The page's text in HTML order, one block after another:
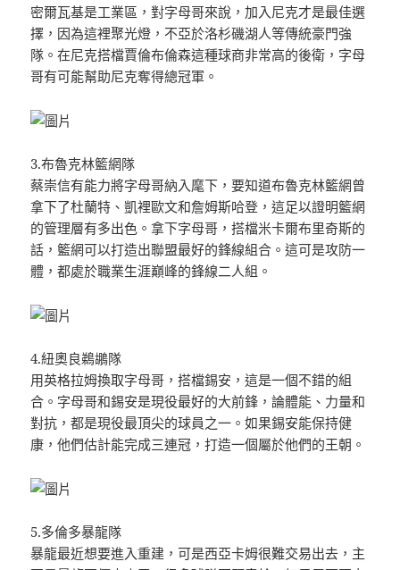
密爾瓦基是工業區，對字母哥來說，加入尼克才是最佳選
擇，因為這裡聚光燈，不亞於洛杉磯湖人等傳統豪門強
隊。在尼克搭檔賈倫布倫森這種球商非常高的後衛，字母
哥有可能幫助尼克奪得總冠軍。
3.布魯克林籃網隊
蔡崇信有能力將字母哥納入麾下，要知道布魯克林籃網曾
拿下了杜蘭特、凱裡歐文和詹姆斯哈登，這足以證明籃網
的管理層有多出色。拿下字母哥，搭檔米卡爾布里奇斯的
話，籃網可以打造出聯盟最好的鋒線組合。這可是攻防一
體，都處於職業生涯巔峰的鋒線二人組。
4.紐奧良鵜鶘隊
用英格拉姆換取字母哥，搭檔錫安，這是一個不錯的組
合。字母哥和錫安是現役最好的大前鋒，論體能、力量和
對抗，都是現役最頂尖的球員之一。如果錫安能保持健
康，他們估計能完成三連冠，打造一個屬於他們的王朝。
5.多倫多暴龍隊
暴龍最近想要進入重建，可是西亞卡姆很難交易出去，主